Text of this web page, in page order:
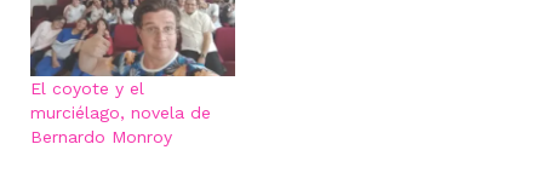
El coyote y el
murciélago, novela de
Bernardo Monroy